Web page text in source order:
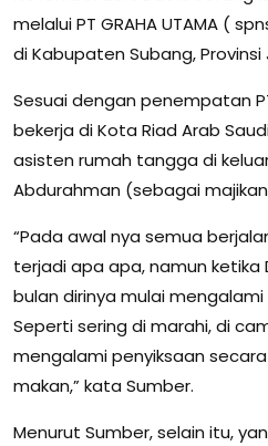
melalui PT GRAHA UTAMA (
di Kabupaten Subang,
Sesuai dengan penempatan
bekerja di Kota Riad Arab
asisten rumah tangga di
Abdurahman (sebagai
“Pada awal nya semua
terjadi apa apa, namun ketika
bulan dirinya mulai
Seperti sering di marahi, di
mengalami penyiksaan
makan,” kata Sumber.
Menurut Sumber, selain itu,